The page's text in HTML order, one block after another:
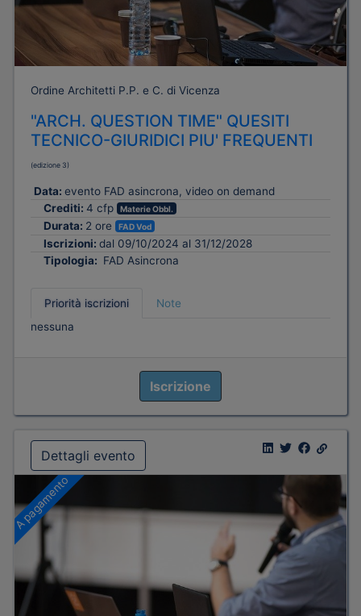
Ordine Architetti P.P. e C. di Vicenza
"ARCH. QUESTION TIME" QUESITI
TECNICO-GIURIDICI PIU' FREQUENTI
(edizione 3)
Data: evento FAD asincrona, video on demand
Crediti: 4 cfp Materie Obbl.
Durata: 2 ore FAD Vod
Iscrizioni: dal 09/10/2024 al 31/12/2028
Tipologia: FAD Asincrona
Priorità iscrizioni
Note
nessuna
Iscrizione
Dettagli evento
A pagamento